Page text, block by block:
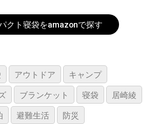
クト寝袋をamazonで探す
アウトドア キャンプ
ブランケット 寝袋 居崎綾
避難生活 防災